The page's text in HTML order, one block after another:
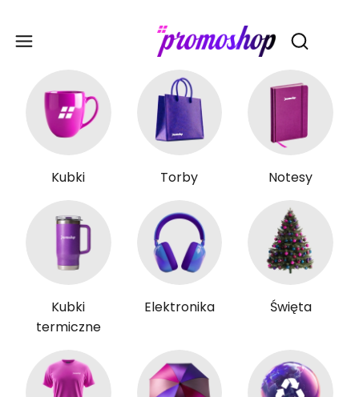
Otwórz
Kubki Torby Notesy
Kubki
termiczne
Elektronika Święta